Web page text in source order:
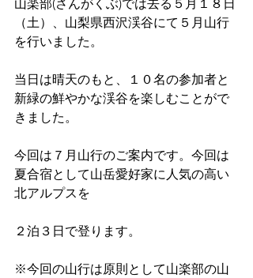
山楽部(さんがくぶ)では去る５月１８日
（土）、山梨県西沢渓谷にて５月山行
を行いました。
当日は晴天のもと、１０名の参加者と
新緑の鮮やかな渓谷を楽しむことがで
きました。
今回は７月山行のご案内です。今回は
夏合宿として山岳愛好家に人気の高い
北アルプスを
２泊３日で登ります。
※今回の山行は原則として山楽部の山